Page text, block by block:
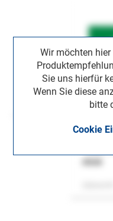
Wir möchten
Sie uns hierfür
Wenn Sie diese
bitte
Cookie